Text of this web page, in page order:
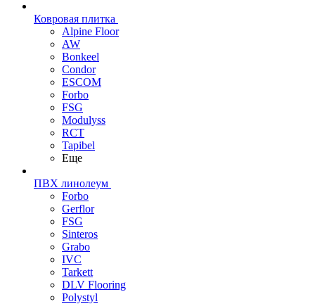
Ковровая плитка
Alpine Floor
AW
Bonkeel
Condor
ESCOM
Forbo
FSG
Modulyss
RCT
Tapibel
Еще
ПВХ линолеум
Forbo
Gerflor
FSG
Sinteros
Grabo
IVC
Tarkett
DLV Flooring
Polystyl